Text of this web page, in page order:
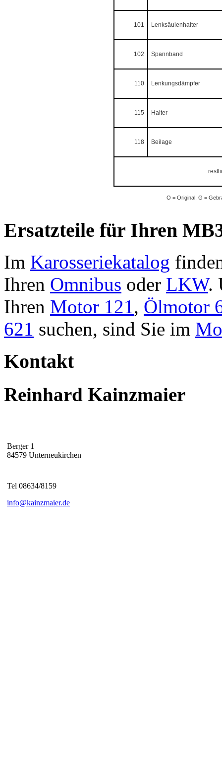
101 Lenksäulenhalter
102 Spannband
110 Lenkungsdämpfer
115 Halter
118 Beilage
O = Original, G =
Ersatzteile für Ihren
Im Karosseriekatalog
Ihren Omnibus oder LKW.
Ihren Motor 121, Ölmotor
621 suchen, sind Sie im
Kontakt
Reinhard Kainzmaier
Berger 1
84579 Unterneukirchen
Tel 08634/8159
info@kainzmaier.de